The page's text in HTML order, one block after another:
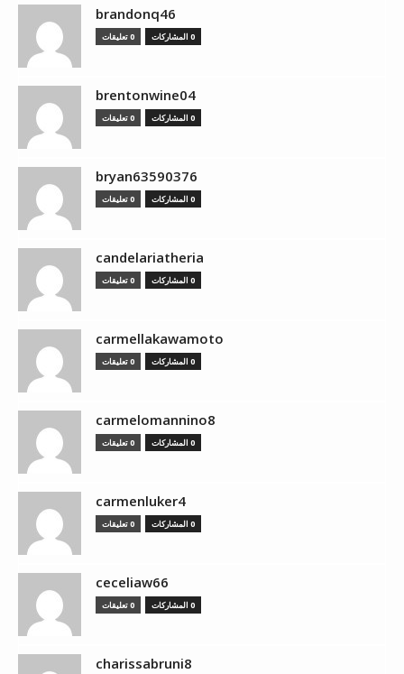
brandonq46
0 المشاركات 0 تعليقات
brentonwine04
0 المشاركات 0 تعليقات
bryan63590376
0 المشاركات 0 تعليقات
candelariatheria
0 المشاركات 0 تعليقات
carmellakawamoto
0 المشاركات 0 تعليقات
carmelomannino8
0 المشاركات 0 تعليقات
carmenluker4
0 المشاركات 0 تعليقات
ceceliaw66
0 المشاركات 0 تعليقات
charissabruni8